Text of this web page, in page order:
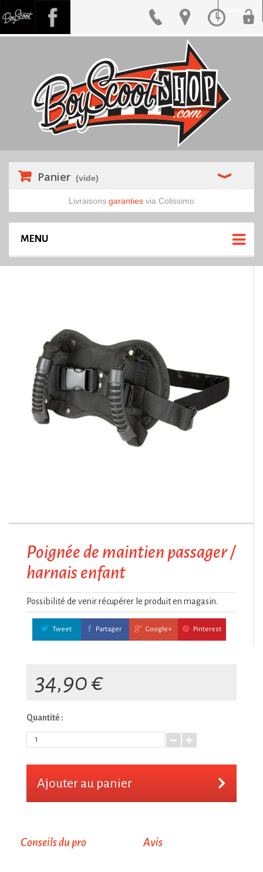
Connexion
Panier (vide)
Livraisons garanties via Colissimo
MENU
Poignée de maintien passager /
harnais enfant
Possibilité de venir récupérer le produit en magasin.
Tweet Partager Google+ Pinterest
34,90 €
Quantité :
Ajouter au panier
Conseils du pro Avis